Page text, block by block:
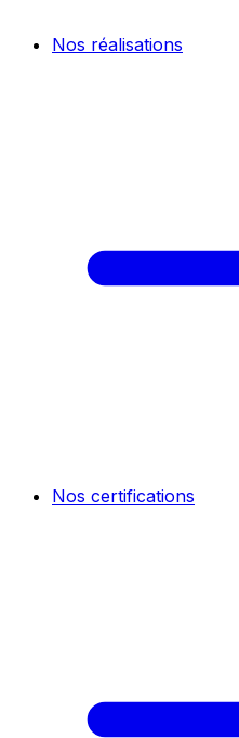
Nos réalisations
Nos certifications